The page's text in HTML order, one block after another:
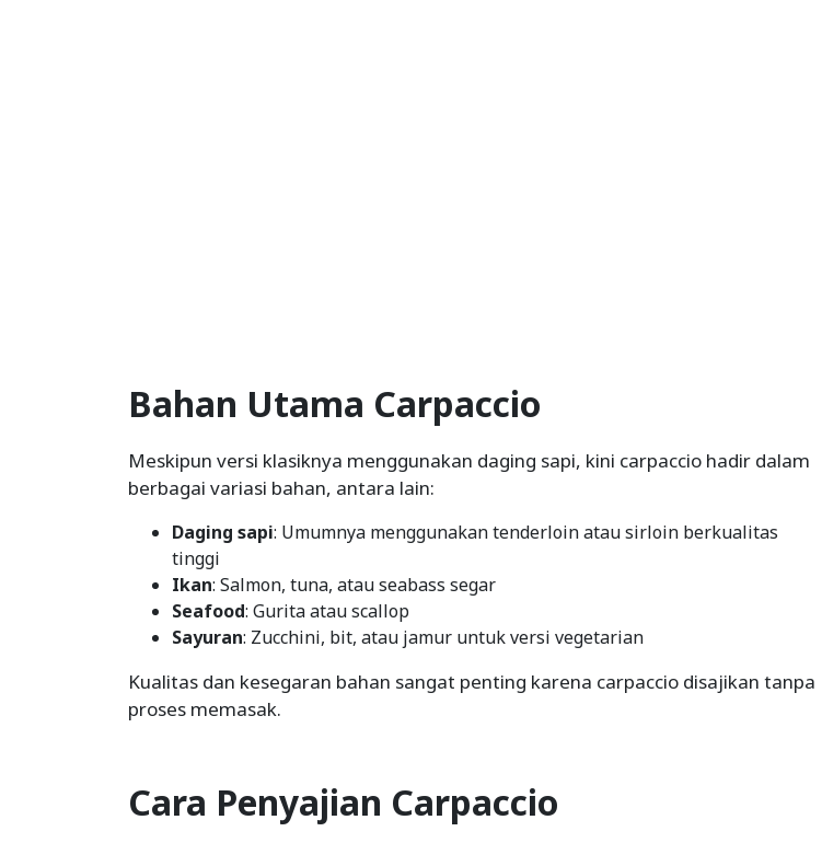
Bahan Utama Carpaccio
Meskipun versi klasiknya menggunakan daging sapi, kini carpaccio hadir dalam
berbagai variasi bahan, antara lain:
Daging sapi: Umumnya menggunakan tenderloin atau sirloin berkualitas
tinggi
Ikan: Salmon, tuna, atau seabass segar
Seafood: Gurita atau scallop
Sayuran: Zucchini, bit, atau jamur untuk versi vegetarian
Kualitas dan kesegaran bahan sangat penting karena carpaccio disajikan tanpa
proses memasak.
Cara Penyajian Carpaccio